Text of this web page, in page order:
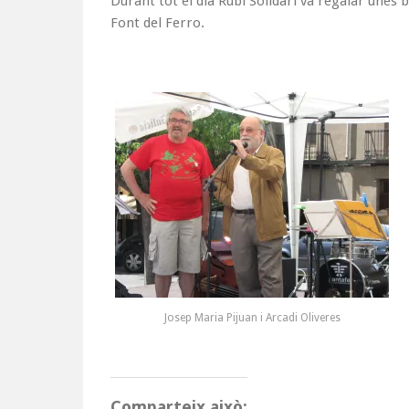
Font del Ferro.
Josep Maria Pijuan i Arcadi Oliveres